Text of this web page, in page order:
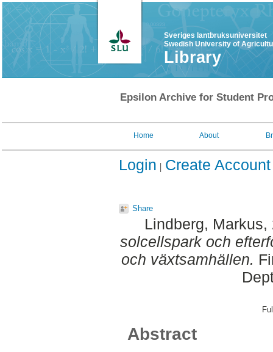
Sveriges lantbruksuniversitet
Swedish University of
Library
Epsilon Archive for Student
Home About
Login Create Account
Share
Lindberg, Markus,
solcellspark och
och växtsamhällen.
Abstract